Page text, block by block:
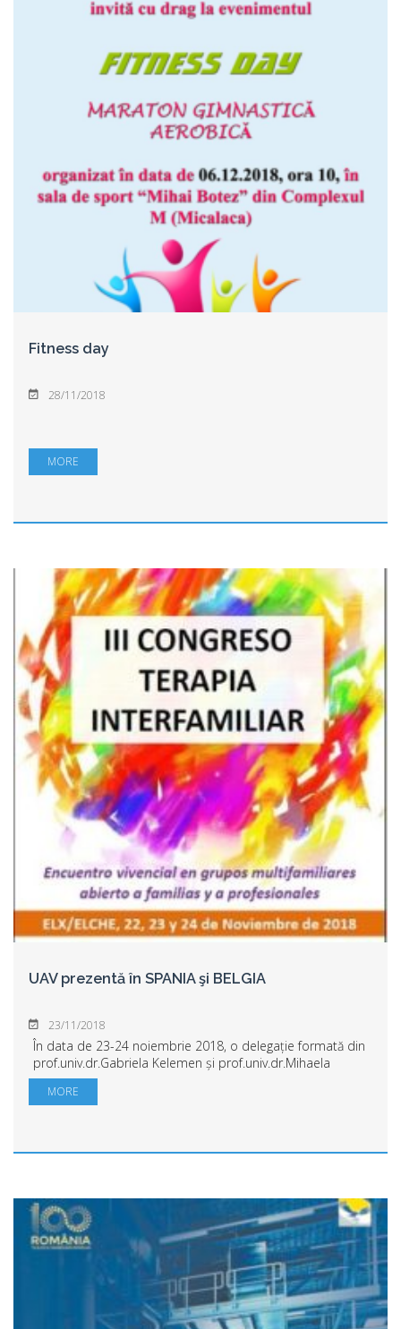
Fitness day
28/11/2018
MORE
UAV prezentă în SPANIA şi BELGIA
23/11/2018
În data de 23-24 noiembrie 2018, o delegație formată din
prof.univ.dr.Gabriela Kelemen și prof.univ.dr.Mihaela
Gavrilă Ardelean, vor participa la Elche, în Spania la
Conferinta de deschidere a proiect...
MORE